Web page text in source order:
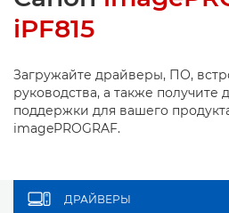
iPF815
Загружайте драйверы, ПО,
руководства, а также получите
поддержки для вашего
imagePROGRAF.
ДРАЙВЕРЫ